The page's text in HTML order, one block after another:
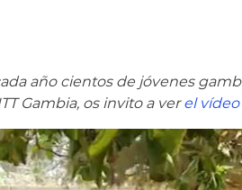
año cientos de jóvenes
Gambia, os invito a verel vídeo